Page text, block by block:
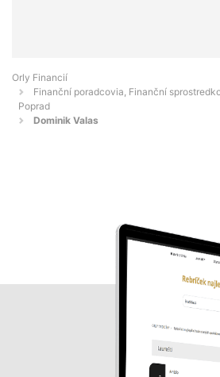
Orly Financií
Finanční poradcovia, Finanční
Poprad
Dominik Valas